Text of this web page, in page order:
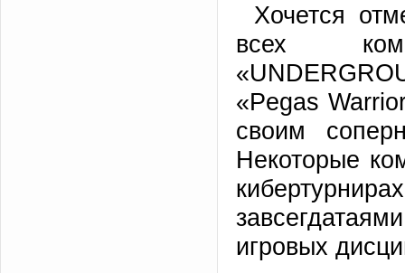
Хочется
всех
«Pegas
своим
Некоторые
игровых